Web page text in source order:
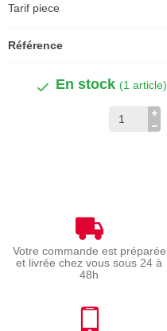
Tarif piece
Référence
En stock (1 article)
Votre commande est préparée
et livrée chez vous sous 24 à
48h